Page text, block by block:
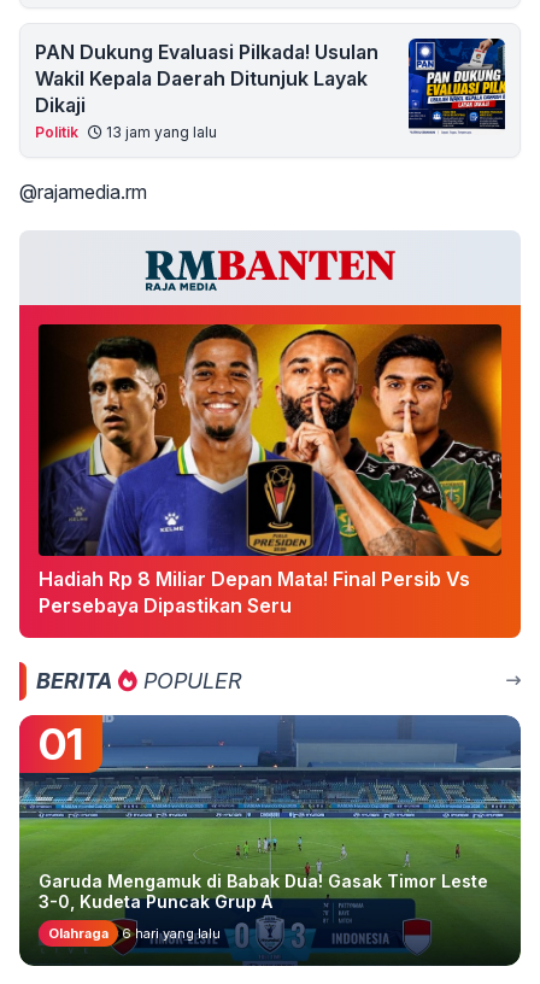
PAN Dukung Evaluasi Pilkada! Usulan
Wakil Kepala Daerah Ditunjuk Layak
Dikaji
Politik 13 jam yang lalu
@rajamedia.rm
Hadiah Rp 8 Miliar Depan Mata! Final Persib Vs
Persebaya Dipastikan Seru
BERITA POPULER
01
Garuda Mengamuk di Babak Dua! Gasak Timor Leste
3-0, Kudeta Puncak Grup A
Olahraga 6 hari yang lalu